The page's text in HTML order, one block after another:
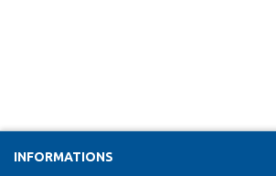
INFORMATIONS